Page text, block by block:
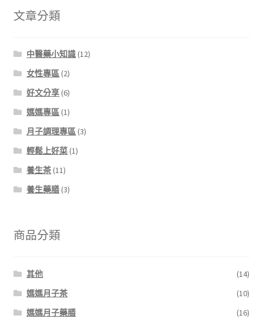
文章分類
中醫藥小知識 (12)
女性專區 (2)
好文分享 (6)
媽媽專區 (1)
月子調理專區 (3)
輕鬆上好菜 (1)
養生茶 (11)
養生藥膳 (3)
商品分類
其他
(14)
媽媽月子茶
(10)
媽媽月子藥膳
(16)